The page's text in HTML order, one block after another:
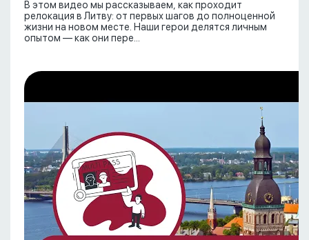
В этом видео мы рассказываем, как проходит
релокация в Литву: от первых шагов до полноценной
жизни на новом месте. Наши герои делятся личным
опытом — как они пере...